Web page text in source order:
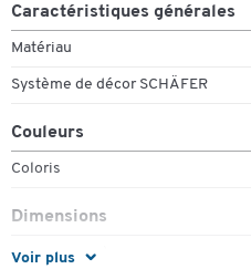
Voir plus
Caractéristiques générales
Matériau
Système de décor SCHÄFER
Couleurs
Coloris
Dimensions
Hauteur (mm)